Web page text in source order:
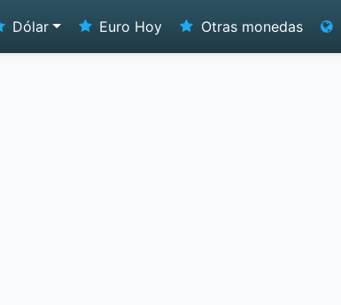
Dólar Euro Hoy Otras monedas